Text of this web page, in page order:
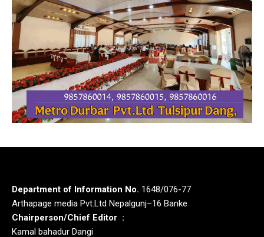
Department of Information No. 1648/076-77
Arthapage media Pvt.Ltd Nepalgunj–16 Banke
Chairperson/Chief Editor :
Kamal bahadur Dangi